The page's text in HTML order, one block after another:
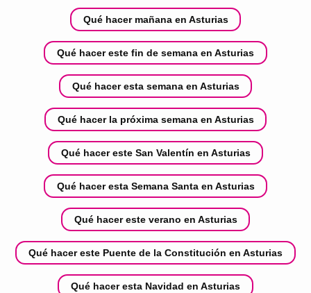
Qué hacer mañana en Asturias
Qué hacer este fin de semana en Asturias
Qué hacer esta semana en Asturias
Qué hacer la próxima semana en Asturias
Qué hacer este San Valentín en Asturias
Qué hacer esta Semana Santa en Asturias
Qué hacer este verano en Asturias
Qué hacer este Puente de la Constitución en Asturias
Qué hacer esta Navidad en Asturias